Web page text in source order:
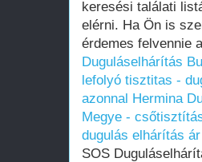
keresési találati
elérni. Ha Ön is
érdemes felvennie
Duguláselhárítás
lefolyó tisztitas -
azonnal Hermina
Megye -
dugulás elhárítás
SOS